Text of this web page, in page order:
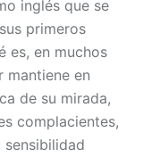
inglés que se
primeros
es, en muchos
mantiene en
de su mirada,
complacientes,